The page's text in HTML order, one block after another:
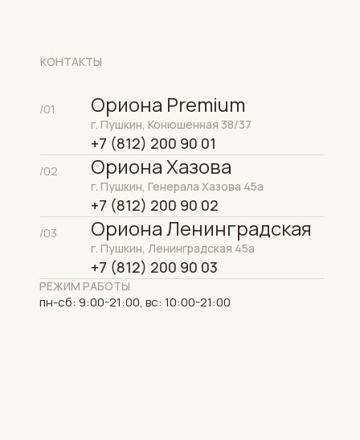
КОНТАКТЫ
/01 Ориона Premium
г. Пушкин, Конюшенная 38/37
+7 (812) 200 90 01
/02 Ориона Хазова
г. Пушкин, Генерала Хазова 45а
+7 (812) 200 90 02
/03 Ориона Ленинградская
г. Пушкин, Ленинградская 45а
+7 (812) 200 90 03
РЕЖИМ РАБОТЫ
пн-сб: 9:00-21:00, вс: 10:00-21:00